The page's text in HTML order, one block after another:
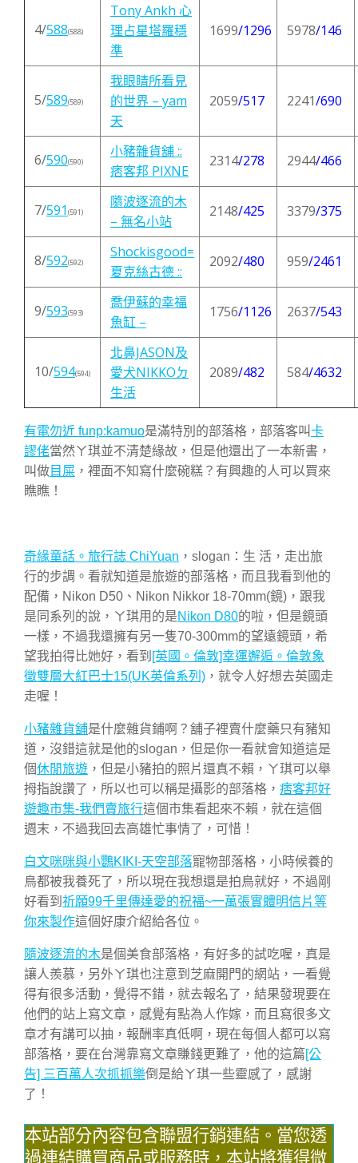
4/588(588)
Tony Ankh 心
理占星塔羅穩
準
1699/1296 5978/146
5/589(589)
我眼睛所看見
的世界 – yam
天
2059/517 2241/690
6/590(590)
小豬雜貨舖 ::
痞客邦 PIXNE
2314/278 2944/466
7/591 (591)
隨波逐流的木
– 無名小站
2148/425 3379/375
8/592(592)
Shockisgood=
夏克絲古德 ::
2092/480 959/2461
9/593(593)
喬伊蘇的幸福
魚缸 –
1756/1126 2637/543
10/594(594)
北鼻JASON及
愛犬NIKKOㄉ
生活
2089/482 584/4632
有電勿近 funp:kamuo是滿特別的部落格，部落客叫卡
謬佬當然ㄚ琪並不清楚緣故，但是他還出了一本新書，
叫做目屎 ，裡面不知寫什麼碗糕？有興趣的人可以買來
瞧瞧！
奇緣童話。旅行誌 ChiYuan ，slogan：生 活，走出旅
行的步調。看就知道是旅遊的部落格，而且我看到他的
配備， Nikon D50、 Nikon Nikkor 18-70mm(鏡)，跟我
是同系列的說，ㄚ琪用的是Nikon D80的啦，但是鏡頭
一樣，不過我還擁有另一隻70-300mm的望遠鏡頭，希
望我拍得比她好，看到 [英國。倫敦]幸運邂逅。倫敦象
徵雙層大紅巴士15(UK英倫系列) ，就令人好想去英國走
走喔！
小豬雜貨舖是什麼雜貨鋪啊？舖子裡賣什麼藥只有豬知
道，沒錯這就是他的slogan，但是你一看就會知道這是
個休閒旅遊 ，但是小豬拍的照片還真不賴，ㄚ琪可以舉
拇指說讚了，所以也可以稱是攝影的部落格， 痞客邦好
遊趣市集-我們賣旅行這個市集看起來不賴，就在這個
週末，不過我回去高雄忙事情了，可惜！
白文咪咪與小鸚KIKI-天空部落寵物部落格，小時候養的
鳥都被我養死了，所以現在我想還是拍鳥就好，不過剛
好看到 祈願99千里傳達愛的祝福~一萬張實體明信片等
你來製作這個好康介紹給各位。
隨波逐流的木是個美食部落格，有好多的試吃喔，真是
讓人羨慕，另外ㄚ琪也注意到芝麻開門的網站，一看覺
得有很多活動，覺得不錯，就去報名了，結果發現要在
他們的站上寫文章，感覺有點為人作嫁，而且寫很多文
章才有講可以抽，報酬率真低啊，現在每個人都可以寫
部落格，要在台灣靠寫文章賺錢更難了，他的這篇[公
告] 三百萬人次抓抓樂倒是給ㄚ琪一些靈感了，感謝
了！
本站部分內容包含聯盟行銷連結。當您透
過連結購買商品或服務時，本站將獲得微